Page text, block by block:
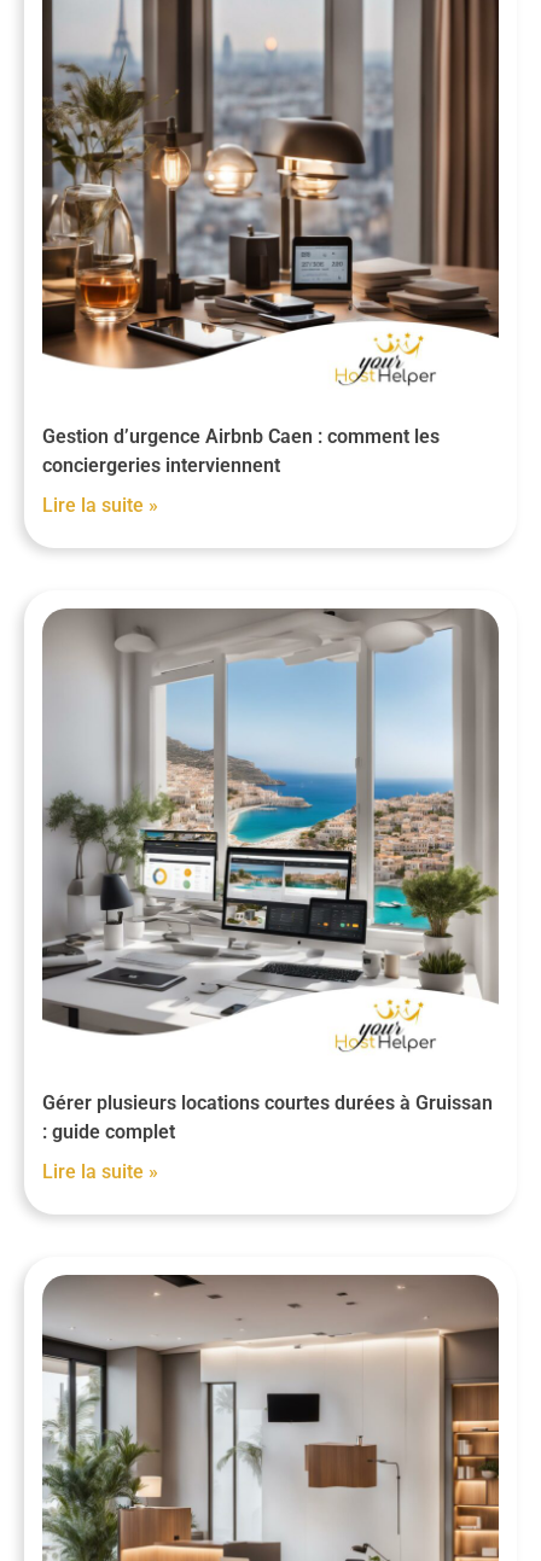
Gestion d’urgence Airbnb Caen : comment les
conciergeries interviennent
Lire la suite »
Gérer plusieurs locations courtes durées à Gruissan
: guide complet
Lire la suite »